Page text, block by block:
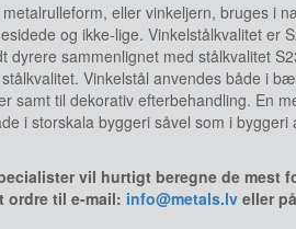
metalrulleform, eller vinkeljern, bruges i
og ikke-lige. Vinkelstålkvalitet er
dyrere sammenlignet med stålkvalitet
Vinkelstål anvendes både i
samt til dekorativ efterbehandling. En
i storskala byggeri såvel som i
vil hurtigt beregne de mest
ordre til e-mail: info@metals.lveller